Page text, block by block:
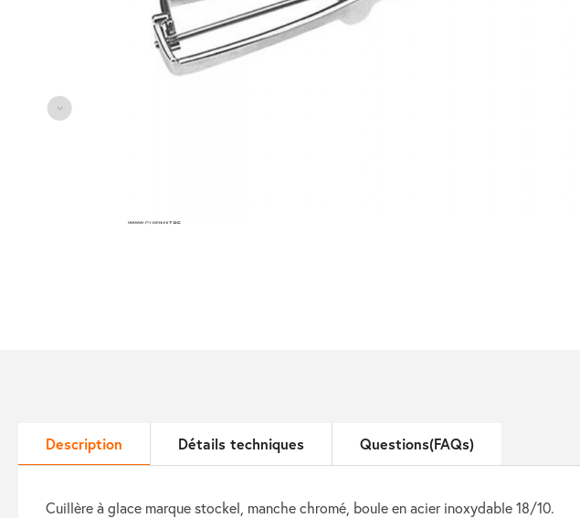
Description Détails techniques Questions(FAQs)
cuillère à glace marque stockel, manche chromé, boule en acier inoxydable 18/10.